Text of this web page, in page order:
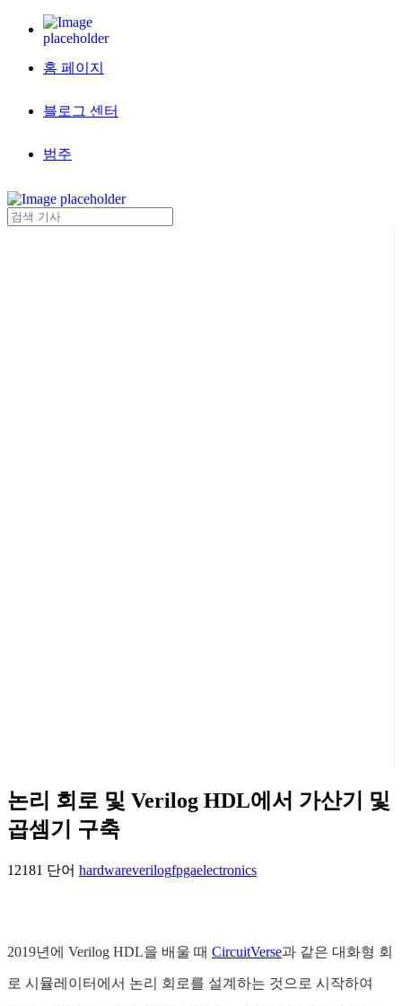
홈 페이지
블로그 센터
범주
논리 회로 및 Verilog HDL에서 가산기 및
곱셈기 구축
12181 단어 hardwareverilogfpgaelectronics
2019년에 Verilog HDL을 배울 때 CircuitVerse과 같은 대화형 회
로 시뮬레이터에서 논리 회로를 설계하는 것으로 시작하여